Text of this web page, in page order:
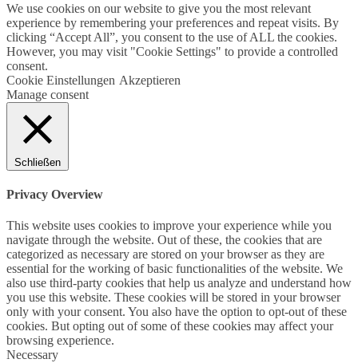
We use cookies on our website to give you the most relevant
experience by remembering your preferences and repeat visits. By
clicking “Accept All”, you consent to the use of ALL the cookies.
However, you may visit "Cookie Settings" to provide a controlled
consent.
Cookie Einstellungen Akzeptieren
Manage consent
Schließen
Privacy Overview
This website uses cookies to improve your experience while you
navigate through the website. Out of these, the cookies that are
categorized as necessary are stored on your browser as they are
essential for the working of basic functionalities of the website. We
also use third-party cookies that help us analyze and understand how
you use this website. These cookies will be stored in your browser
only with your consent. You also have the option to opt-out of these
cookies. But opting out of some of these cookies may affect your
browsing experience.
Necessary